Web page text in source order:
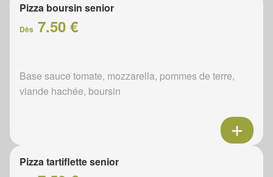
Pizza boursin senior
Dès 7.50 €
Base sauce tomate, mozzarella, pommes de terre,
viande hachée, boursin
Pizza tartiflette senior